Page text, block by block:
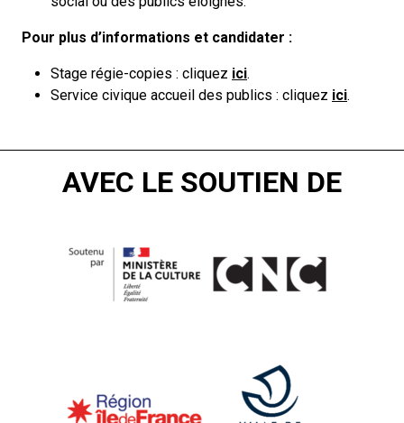
Pour plus d’informations et candidater :
Stage régie-copies : cliquez ici.
Service civique accueil des publics : cliquez ici.
AVEC LE SOUTIEN DE